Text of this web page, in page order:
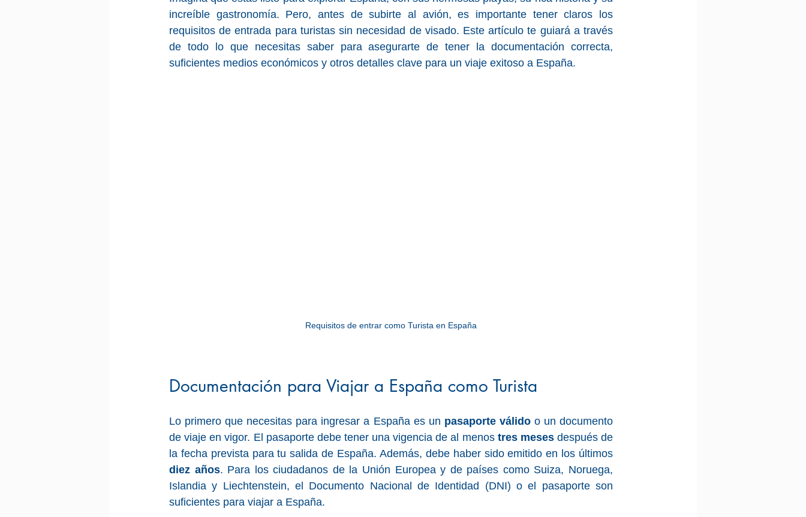
increíble gastronomía. Pero, antes de subirte al avión, es importante tener claros los
requisitos de entrada para turistas sin necesidad de visado. Este artículo te guiará a través
de todo lo que necesitas saber para asegurarte de tener la documentación correcta,
suficientes medios económicos y otros detalles clave para un viaje exitoso a España.
Requisitos de entrar como Turista en España
Documentación para Viajar a España como Turista
Lo primero que necesitas para ingresar a España es un pasaporte válido o un documento
de viaje en vigor. El pasaporte debe tener una vigencia de al menos tres meses después de
diez años. Para los ciudadanos de la Unión Europea y de países como Suiza, Noruega,
Islandia y Liechtenstein, el Documento Nacional de Identidad (DNI) o el pasaporte son
suficientes para viajar a España.